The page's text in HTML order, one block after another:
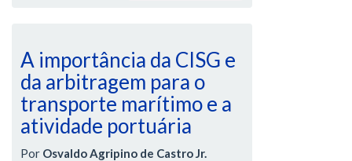
A importância da CISG e
da arbitragem para o
transporte marítimo e a
atividade portuária
Por Osvaldo Agripino de Castro Jr.